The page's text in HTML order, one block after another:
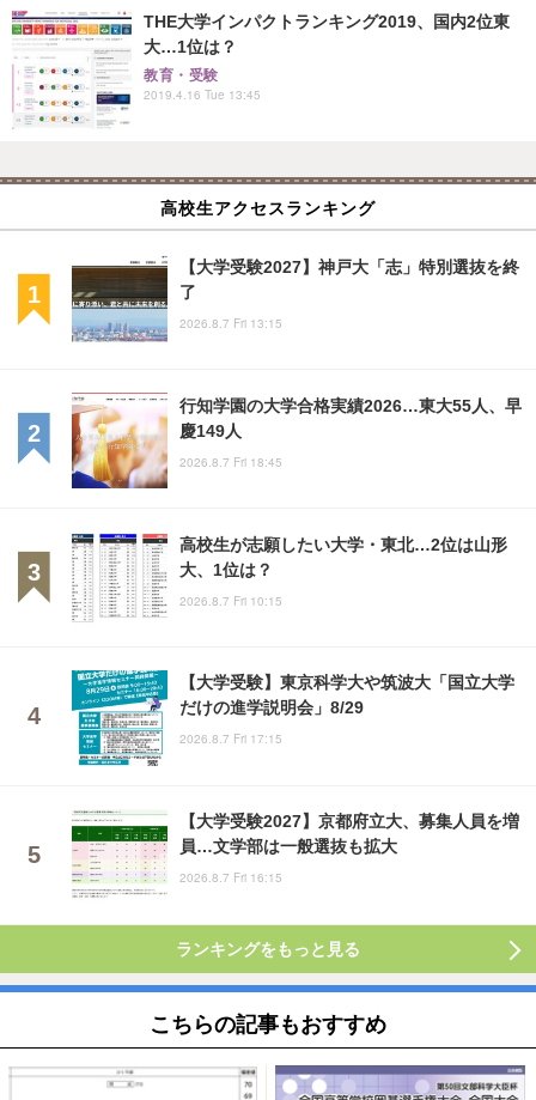
THE大学インパクトランキング2019、国内2位東
大…1位は？
教育・受験
2019.4.16 Tue 13:45
高校生アクセスランキング
【大学受験2027】神戸大「志」特別選抜を終
了
2026.8.7 Fri 13:15
行知学園の大学合格実績2026…東大55人、早
慶149人
2026.8.7 Fri 18:45
高校生が志願したい大学・東北…2位は山形
大、1位は？
2026.8.7 Fri 10:15
【大学受験】東京科学大や筑波大「国立大学
だけの進学説明会」8/29
2026.8.7 Fri 17:15
【大学受験2027】京都府立大、募集人員を増
員…文学部は一般選抜も拡大
2026.8.7 Fri 16:15
ランキングをもっと見る
こちらの記事もおすすめ